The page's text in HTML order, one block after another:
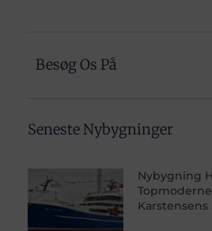
Besøg Os På
Seneste Nybygninger
Nybygning